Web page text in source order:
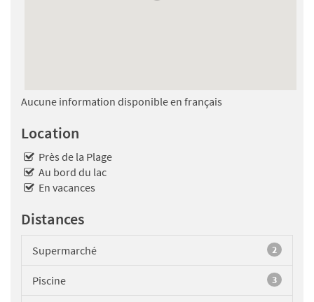
Aucune information disponible en français
Location
Près de la Plage
Au bord du lac
En vacances
Distances
Supermarché 2
Piscine 3